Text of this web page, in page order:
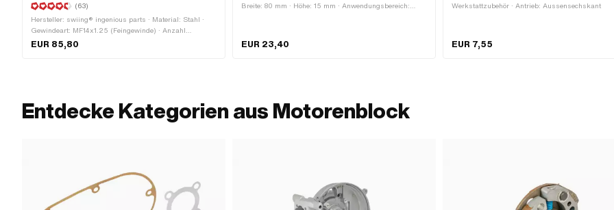
(63)
Hersteller: swiing® ingenious parts · Material: Stahl ·
Gewindeart: MF14x1.25 (Feingewinde) · Anzahl
Bestandteile: 4 Stk. · Anwendungsbereich:
Messwerkzeug · Puch OEM-Nr.: 905.6.32.101.0
EUR 85,80
Breite: 80 mm · Höhe: 15 mm · Anwendungsbereich:
EUR 23,40
Werkstattzubehör · Antrieb: Aussensechskant
EUR 7,55
Entdecke Kategorien aus Motorenblock